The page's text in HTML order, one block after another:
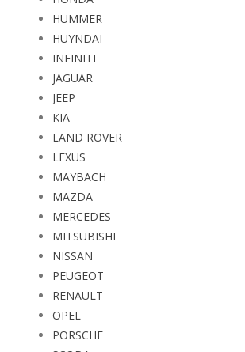
HUMMER
HUYNDAI
INFINITI
JAGUAR
JEEP
KIA
LAND ROVER
LEXUS
MAYBACH
MAZDA
MERCEDES
MITSUBISHI
NISSAN
PEUGEOT
RENAULT
OPEL
PORSCHE